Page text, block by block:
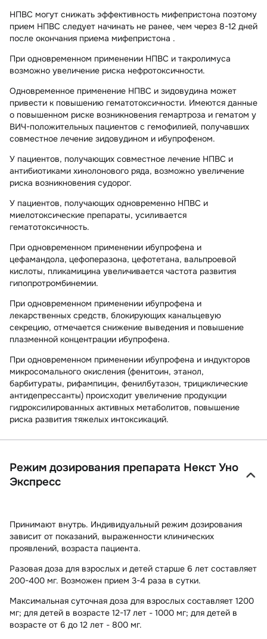
НПВС могут снижать эффективность мифепристона поэтому
прием НПВС следует начинать не ранее, чем через 8-12 дней
после окончания приема мифепристона .
При одновременном применении НПВС и такролимуса
возможно увеличение риска нефротоксичности.
Одновременное применение НПВС и зидовудина может
привести к повышению гематотоксичности. Имеются данные
о повышенном риске возникновения гемартроза и гематом у
ВИЧ-положительных пациентов с гемофилией, получавших
совместное лечение зидовудином и ибупрофеном.
У пациентов, получающих совместное лечение НПВС и
антибиотиками хинолонового ряда, возможно увеличение
риска возникновения судорог.
У пациентов, получающих одновременно НПВС и
миелотоксические препараты, усиливается
гематотоксичность.
При одновременном применении ибупрофена и
цефамандола, цефоперазона, цефотетана, вальпроевой
кислоты, пликамицина увеличивается частота развития
гипопротромбинемии.
При одновременном применении ибупрофена и
лекарственных средств, блокирующих канальцевую
секрецию, отмечается снижение выведения и повышение
плазменной концентрации ибупрофена.
При одновременном применении ибупрофена и индукторов
микросомального окисления (фенитоин, этанол,
барбитураты, рифампицин, фенилбутазон, трициклические
антидепрессанты) происходит увеличение продукции
гидроксилированных активных метаболитов, повышение
риска развития тяжелых интоксикаций.
Режим дозирования препарата Некст Уно
Экспресс
Принимают внутрь. Индивидуальный режим дозирования
зависит от показаний, выраженности клинических
проявлений, возраста пациента.
Разовая доза для взрослых и детей старше 6 лет составляет
200-400 мг. Возможен прием 3-4 раза в сутки.
Максимальная суточная доза для взрослых составляет 1200
мг; для детей в возрасте 12-17 лет - 1000 мг; для детей в
возрасте от 6 до 12 лет - 800 мг.